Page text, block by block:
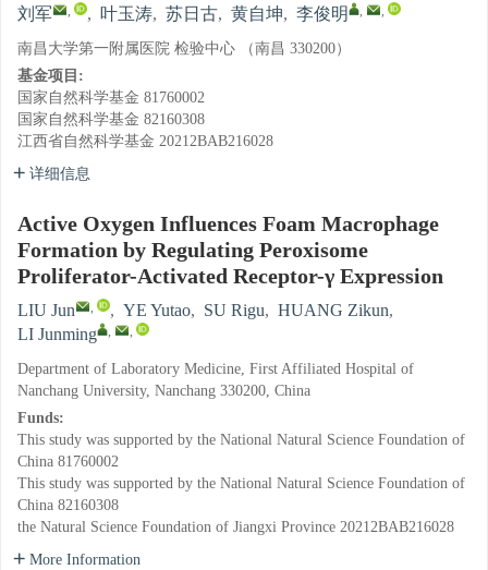
刘军 , , 叶玉涛, 苏日古, 黄自坤, 李俊明 , ,
南昌大学第一附属医院 检验中心 （南昌 330200）
基金项目:
国家自然科学基金 81760002
国家自然科学基金 82160308
江西省自然科学基金 20212BAB216028
详细信息
Active Oxygen Influences Foam Macrophage
Formation by Regulating Peroxisome
Proliferator-Activated Receptor-γ Expression
LIU Jun , , YE Yutao, SU Rigu, HUANG Zikun,
LI Junming
, ,
Department of Laboratory Medicine, First Affiliated Hospital of
Nanchang University, Nanchang 330200, China
Funds:
This study was supported by the National Natural Science Foundation of
China 81760002
This study was supported by the National Natural Science Foundation of
China 82160308
the Natural Science Foundation of Jiangxi Province 20212BAB216028
More Information